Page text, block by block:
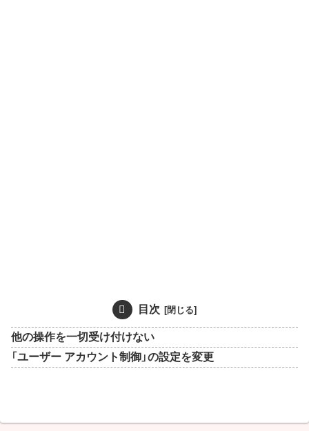
目次
他の操作を一切受け付けない
「ユーザー アカウント制御」の設定を変更